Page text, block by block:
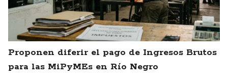
Proponen diferir el pago de Ingresos Brutos
para las MiPyMEs en Río Negro